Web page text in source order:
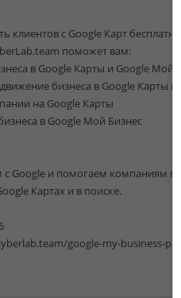
клиентов с Google Карт бесплатно ?
поможет вам:
в Google Карты и Google Мой
бизнеса в Google Карты и
на Google Карты
в Google Мой Бизнес
Google и помогаем компаниям
Картах и в поиске.
google-my-business-